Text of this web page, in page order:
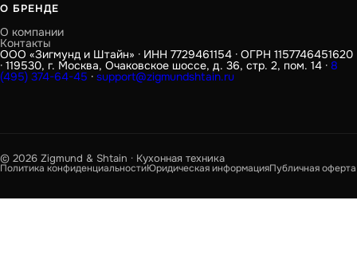
О БРЕНДЕ
О компании
Контакты
ООО «Зигмунд и Штайн» · ИНН 7729461154 · ОГРН 1157746451620
· 119530, г. Москва, Очаковское шоссе, д. 36, стр. 2, пом. 14 · 8
(495) 374-64-45 · support@zigmundshtain.ru
© 2026 Zigmund & Shtain · Кухонная техника
Политика конфиденциальностиЮридическая информацияПубличная оферта